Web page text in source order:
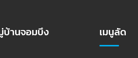
บ้านจอมบึง เมนูลัด